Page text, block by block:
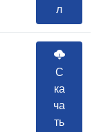
л
С
ка
ча
ть